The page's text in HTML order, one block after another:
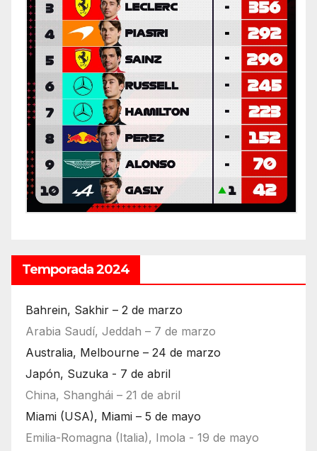
Temporada 2024
Bahrein, Sakhir – 2 de marzo
Arabia Saudí, Jeddah – 7 de marzo
Australia, Melbourne – 24 de marzo
Japón, Suzuka - 7 de abril
China, Shanghái – 21 de abril
Miami (USA), Miami – 5 de mayo
Emilia-Romagna (Italia), Imola - 19 de mayo